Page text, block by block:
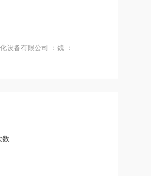
设备有限公司 ：魏 ：
数